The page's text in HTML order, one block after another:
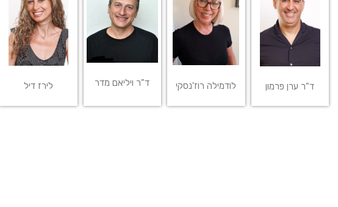
ד"ר ערן פרמון לודמילה רוז'נסקי ד"ר ויליאם מדר לירז דיל